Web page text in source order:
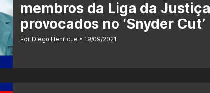
membros da Liga da Justiça
provocados no ‘Snyder Cut’
Por Diego Henrique 19/09/2021